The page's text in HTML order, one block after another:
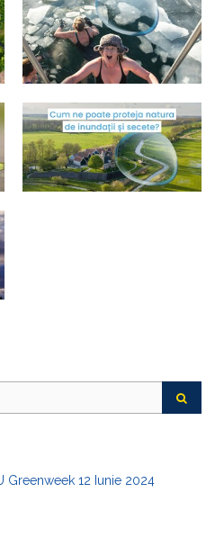
Greenweek 12 Iunie 2024